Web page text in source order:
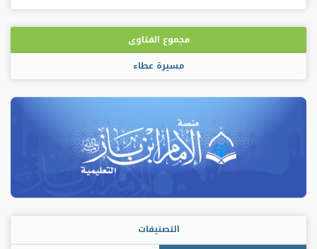
مجموع الفتاوى
مسيرة عطاء
التصنيفات